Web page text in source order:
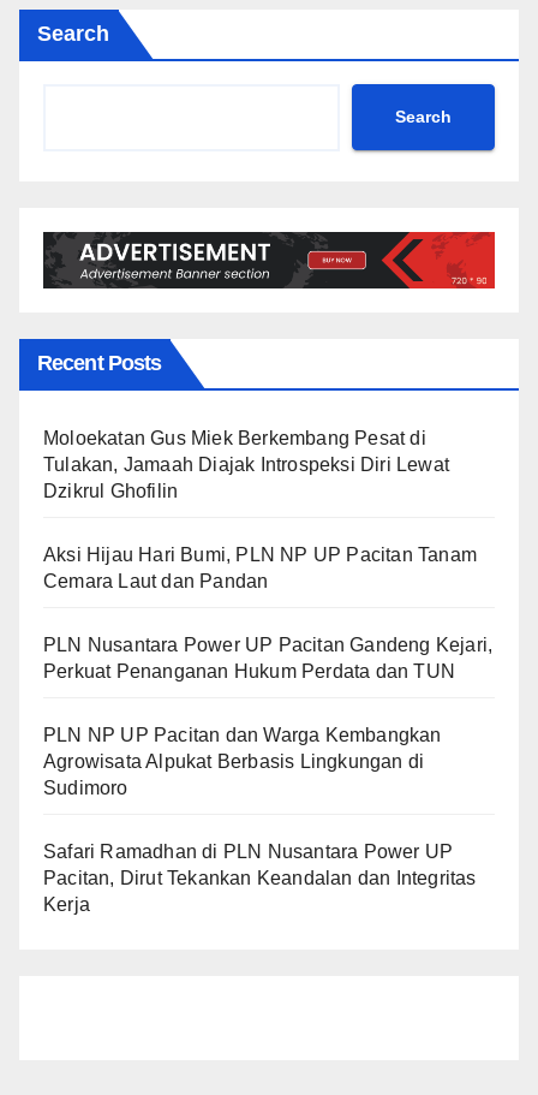
Search
Search
Recent Posts
Moloekatan Gus Miek Berkembang Pesat di
Tulakan, Jamaah Diajak Introspeksi Diri Lewat
Dzikrul Ghofilin
Aksi Hijau Hari Bumi, PLN NP UP Pacitan Tanam
Cemara Laut dan Pandan
PLN Nusantara Power UP Pacitan Gandeng Kejari,
Perkuat Penanganan Hukum Perdata dan TUN
PLN NP UP Pacitan dan Warga Kembangkan
Agrowisata Alpukat Berbasis Lingkungan di
Sudimoro
Safari Ramadhan di PLN Nusantara Power UP
Pacitan, Dirut Tekankan Keandalan dan Integritas
Kerja